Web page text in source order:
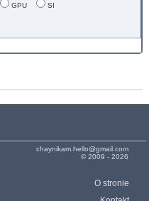
GPU SI
chaynikam.hello@gmail.com
© 2009 - 2026
O stronie